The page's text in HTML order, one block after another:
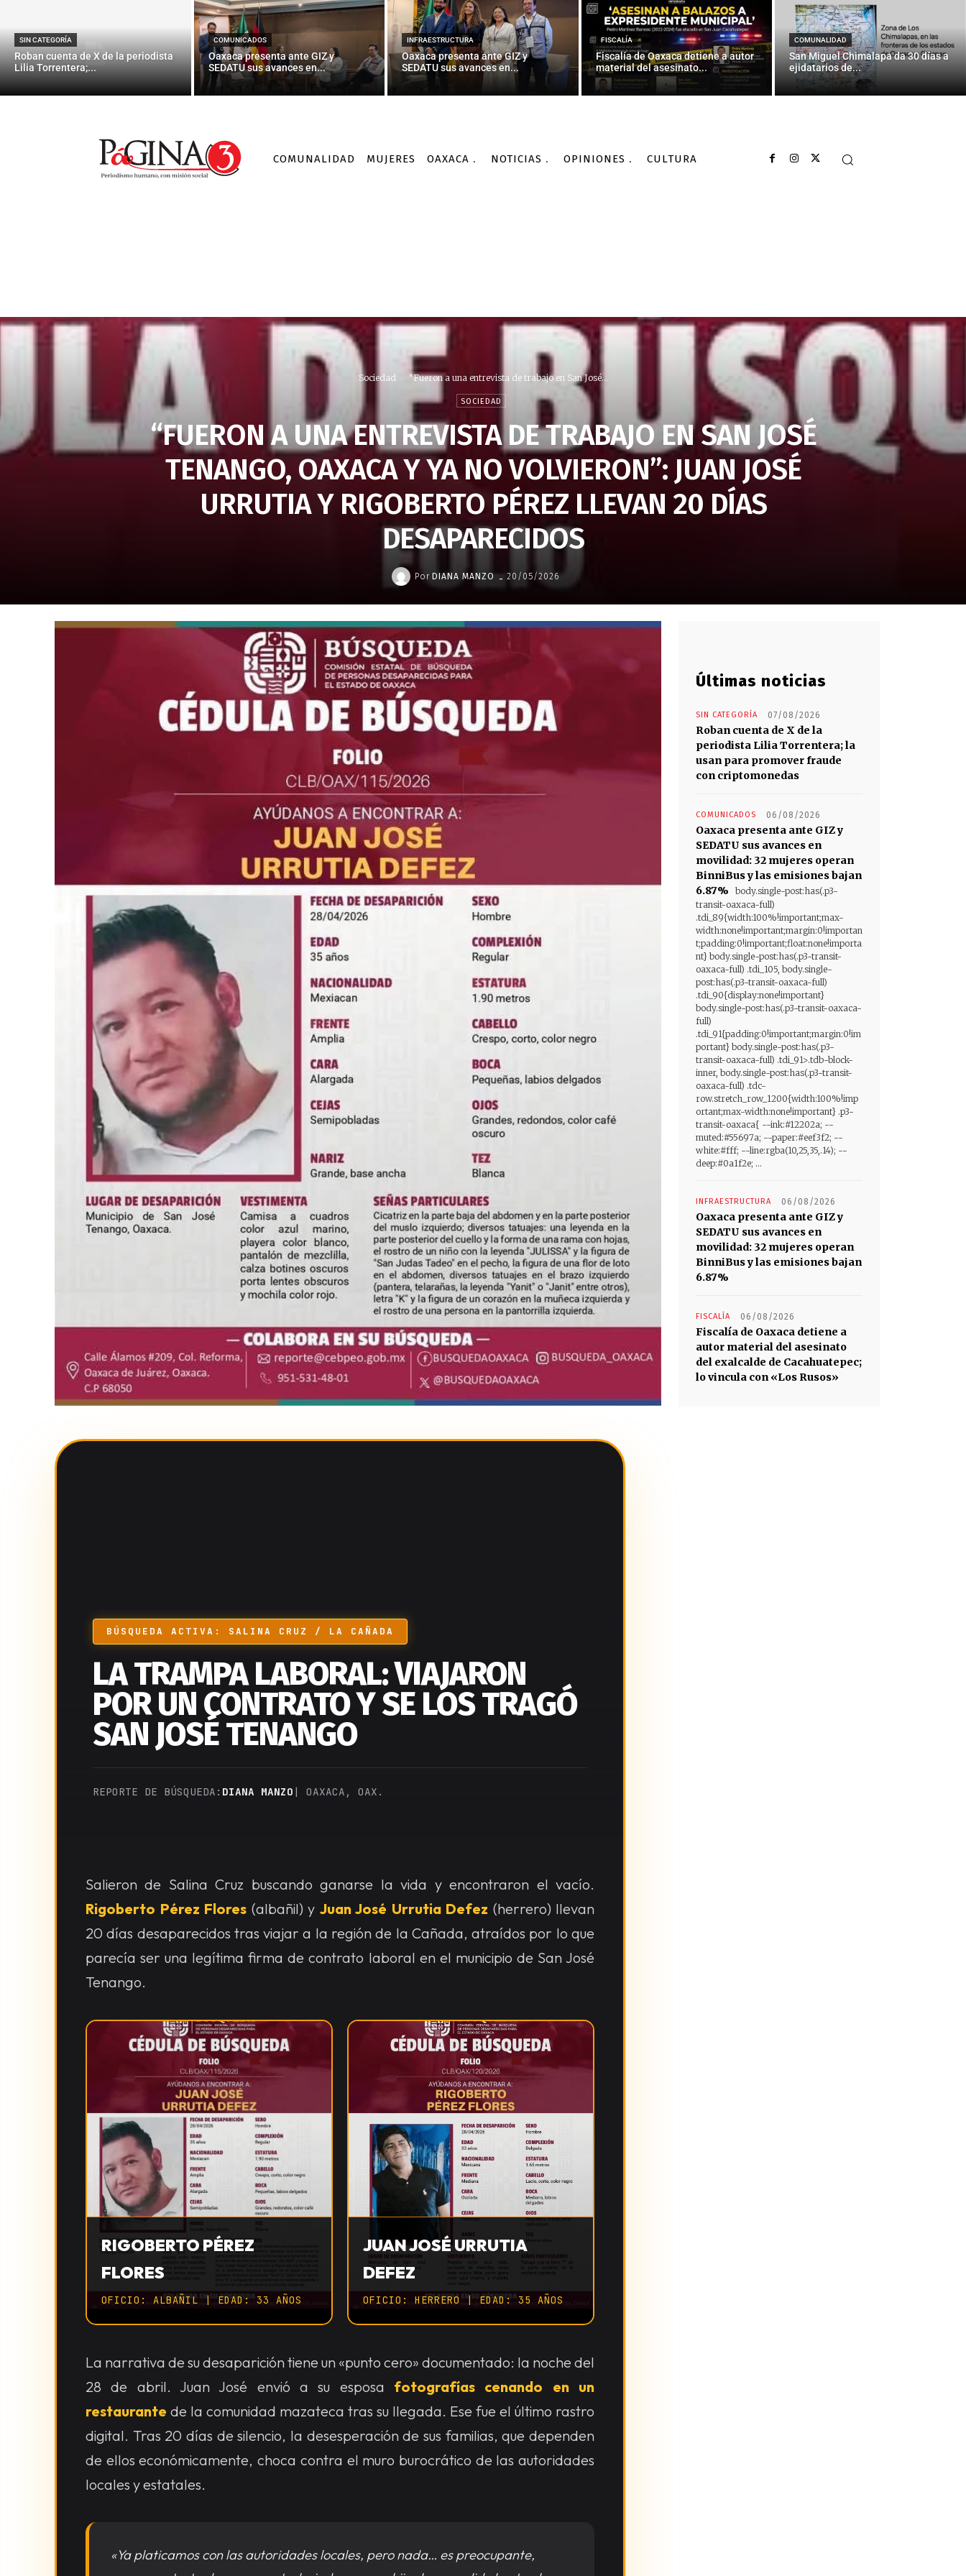
SIN CATEGORÍA
Roban cuenta de X de la periodista
Lilia Torrentera;...
COMUNICADOS
Oaxaca presenta ante GIZ y
SEDATU sus avances en...
INFRAESTRUCTURA
Oaxaca presenta ante GIZ y
SEDATU sus avances en...
FISCALÍA
Fiscalía de Oaxaca detiene a autor
material del asesinato...
COMUNALIDAD
San Miguel Chimalapa da 30 días a
ejidatarios de...
COMUNALIDAD MUJERES OAXACA NOTICIAS OPINIONES CULTURA
Sociedad “Fueron a una entrevista de trabajo en San José...
SOCIEDAD
“FUERON A UNA ENTREVISTA DE TRABAJO EN SAN JOSÉ
TENANGO, OAXACA Y YA NO VOLVIERON”: JUAN JOSÉ
URRUTIA Y RIGOBERTO PÉREZ LLEVAN 20 DÍAS
DESAPARECIDOS
Por DIANA MANZO - 20/05/2026
BÚSQUEDA ACTIVA: SALINA CRUZ / LA CAÑADA
LA TRAMPA LABORAL: VIAJARON
POR UN CONTRATO Y SE LOS TRAGÓ
SAN JOSÉ TENANGO
REPORTE DE BÚSQUEDA: DIANA MANZO | OAXACA, OAX.
Salieron de Salina Cruz buscando ganarse la vida y encontraron el vacío.
Rigoberto Pérez Flores (albañil) y Juan José Urrutia Defez (herrero) llevan
20 días desaparecidos tras viajar a la región de la Cañada, atraídos por lo que
parecía ser una legítima firma de contrato laboral en el municipio de San José
Tenango.
RIGOBERTO PÉREZ
FLORES
OFICIO: ALBAÑIL | EDAD: 33 AÑOS
JUAN JOSÉ URRUTIA
DEFEZ
OFICIO: HERRERO | EDAD: 35 AÑOS
La narrativa de su desaparición tiene un «punto cero» documentado: la noche del
28 de abril. Juan José envió a su esposa fotografías cenando en un
restaurante de la comunidad mazateca tras su llegada. Ese fue el último rastro
digital. Tras 20 días de silencio, la desesperación de sus familias, que dependen
de ellos económicamente, choca contra el muro burocrático de las autoridades
locales y estatales.
«Ya platicamos con las autoridades locales, pero nada… es preocupante,
Últimas noticias
SIN CATEGORÍA 07/08/2026
Roban cuenta de X de la
periodista Lilia Torrentera; la
usan para promover fraude
con criptomonedas
COMUNICADOS 06/08/2026
Oaxaca presenta ante GIZ y
SEDATU sus avances en
movilidad: 32 mujeres operan
BinniBus y las emisiones bajan
6.87%
body.single-post:has(.p3-
transit-oaxaca-full)
.tdi_89{width:100%!important;max-
width:none!important;margin:0!importan
t;padding:0!important;float:none!importa
nt} body.single-post:has(.p3-transit-
oaxaca-full) .tdi_105, body.single-
post:has(.p3-transit-oaxaca-full)
.tdi_90{display:none!important}
body.single-post:has(.p3-transit-oaxaca-
full)
.tdi_91{padding:0!important;margin:0!im
portant} body.single-post:has(.p3-
transit-oaxaca-full) .tdi_91>.tdb-block-
inner, body.single-post:has(.p3-transit-
oaxaca-full) .tdc-
row.stretch_row_1200{width:100%!imp
ortant;max-width:none!important} .p3-
transit-oaxaca{ --ink:#12202a; --
muted:#55697a; --paper:#eef3f2; --
white:#fff; --line:rgba(10,25,35,.14); --
deep:#0a1f2e; ...
INFRAESTRUCTURA 06/08/2026
Oaxaca presenta ante GIZ y
SEDATU sus avances en
movilidad: 32 mujeres operan
BinniBus y las emisiones bajan
6.87%
FISCALÍA 06/08/2026
Fiscalía de Oaxaca detiene a
autor material del asesinato
del exalcalde de Cacahuatepec;
lo vincula con «Los Rusos»